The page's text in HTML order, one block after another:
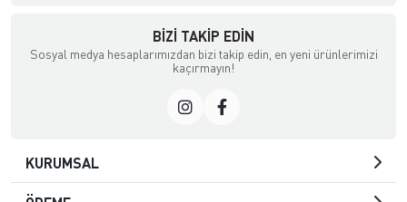
BIZI TAKIP EDIN
Sosyal medya hesaplarımızdan bizi takip edin, en yeni ürünlerimizi
kaçırmayın!
KURUMSAL